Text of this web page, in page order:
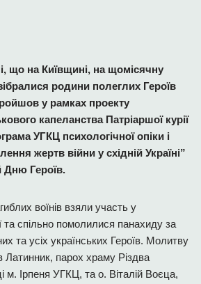
що на Київщині, на щомісячну
родини полеглих Героїв
у рамках проекту
капеланства Патріаршої курії
УГКЦ психологічної опіки і
жертв війни у східній Україні”
Дню Героїв.
воїнів взяли участь у
та спільно помолилися панахиду за
та усіх українських Героїв. Молитву
парох храму Різдва
м. Ірпеня УГКЦ, та о. Віталій Воєца,